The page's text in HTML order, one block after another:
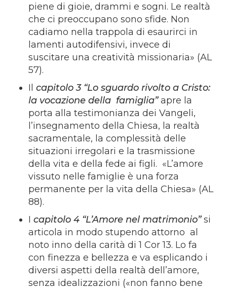
piene di gioie, drammi e sogni. Le realtà
che ci preoccupano sono sfide. Non
cadiamo nella trappola di esaurirci in
lamenti autodifensivi, invece di
suscitare una creatività missionaria» (AL
57).
Ilcapitolo 3 “Lo sguardo rivolto a Cristo:
la vocazione della famiglia”apre la
porta alla testimonianza dei Vangeli,
l’insegnamento della Chiesa, la realtà
sacramentale, la complessità delle
situazioni irregolari e la trasmissione
della vita e della fede ai figli. «L’amore
vissuto nelle famiglie è una forza
permanente per la vita della Chiesa» (AL
88).
Icapitolo 4 “L’Amore nel matrimonio”si
articola in modo stupendo attorno al
noto inno della carità di 1 Cor 13. Lo fa
con finezza e bellezza e va esplicando i
diversi aspetti della realtà dell’amore,
senza idealizzazioni («non fanno bene